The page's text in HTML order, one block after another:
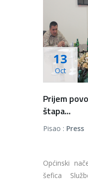
13
Oct
Prijem
štapa...
Pisao : Press
Općinski
šefica